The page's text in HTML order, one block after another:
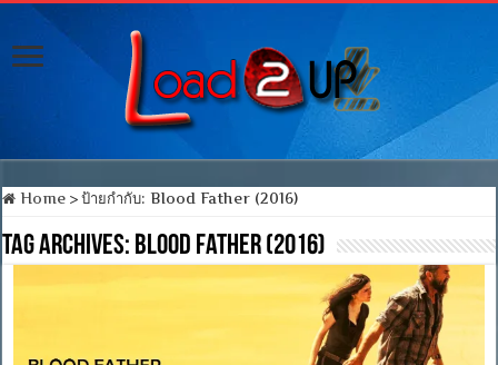
Home > ป้ายกำกับ:Blood Father (2016)
Tag Archives: Blood Father (2016)